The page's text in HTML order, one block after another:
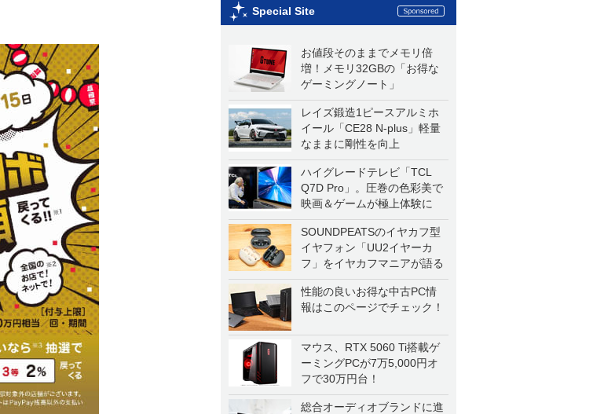
Special Site
お値段そのままでメモリ倍
増！メモリ32GBの「お得な
ゲーミングノート」
レイズ鍛造1ピースアルミホ
イール「CE28 N-plus」軽量
なままに剛性を向上
ハイグレードテレビ「TCL
Q7D Pro」。圧巻の色彩美で
映画＆ゲームが極上体験に
SOUNDPEATSのイヤカフ型
イヤフォン「UU2イヤーカ
フ」をイヤカフマニアが語る
性能の良いお得な中古PC情
報はこのページでチェック！
マウス、RTX 5060 Ti搭載ゲ
ーミングPCが7万5,000円オ
フで30万円台！
総合オーディオブランドに進